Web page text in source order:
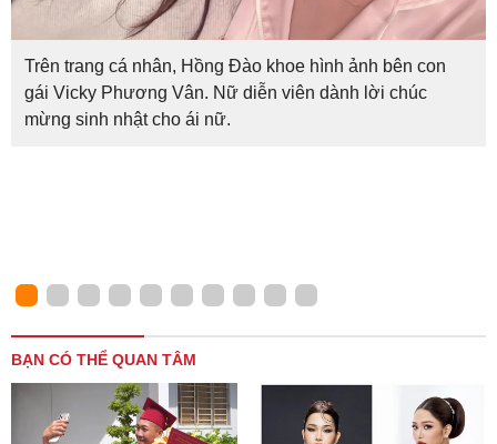
Trên trang cá nhân, Hồng Đào khoe hình ảnh bên con
gái Vicky Phương Vân. Nữ diễn viên dành lời chúc
mừng sinh nhật cho ái nữ.
BẠN CÓ THỂ QUAN TÂM